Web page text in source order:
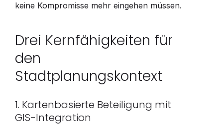
keine Kompromisse mehr eingehen müssen.
Drei Kernfähigkeiten für
den
Stadtplanungskontext
1. Kartenbasierte Beteiligung mit
GIS-Integration